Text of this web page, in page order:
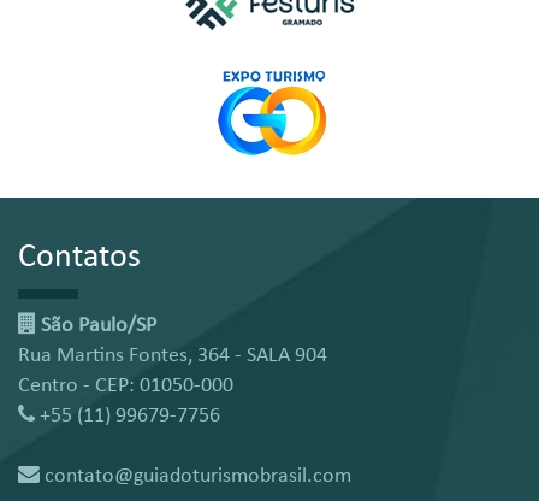
Contatos
São Paulo/SP
Rua Martins Fontes, 364 - SALA 904
Centro - CEP: 01050-000
+55 (11) 99679-7756
contato@guiadoturismobrasil.com